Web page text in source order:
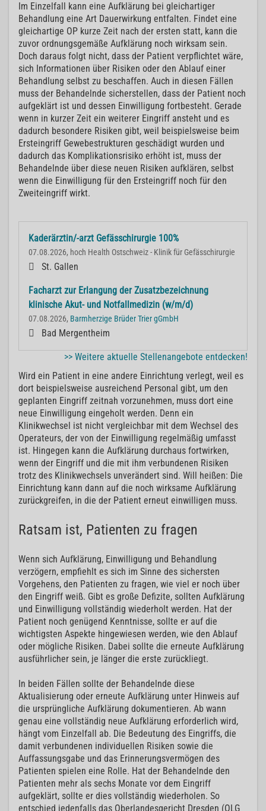
Im Einzelfall kann eine Aufklärung bei gleichartiger
Behandlung eine Art Dauerwirkung entfalten. Findet eine
gleichartige OP kurze Zeit nach der ersten statt, kann die
zuvor ordnungsgemäße Aufklärung noch wirksam sein.
Doch daraus folgt nicht, dass der Patient verpflichtet wäre,
sich Informationen über Risiken oder den Ablauf einer
Behandlung selbst zu beschaffen. Auch in diesen Fällen
muss der Behandelnde sicherstellen, dass der Patient noch
aufgeklärt ist und dessen Einwilligung fortbesteht. Gerade
wenn in kurzer Zeit ein weiterer Eingriff ansteht und es
dadurch besondere Risiken gibt, weil beispielsweise beim
Ersteingriff Gewebestrukturen geschädigt wurden und
dadurch das Komplikationsrisiko erhöht ist, muss der
Behandelnde über diese neuen Risiken aufklären, selbst
wenn die Einwilligung für den Ersteingriff noch für den
Zweiteingriff wirkt.
Kaderärztin/-arzt Gefässchirurgie 100%
07.08.2026, hoch Health Ostschweiz - Klinik für Gefässchirurgie
St. Gallen
Facharzt zur Erlangung der Zusatzbezeichnung
klinische Akut- und Notfallmedizin (w/m/d)
07.08.2026, Barmherzige Brüder Trier gGmbH
Bad Mergentheim
>> Weitere aktuelle Stellenangebote entdecken!
Wird ein Patient in eine andere Einrichtung verlegt, weil es
dort beispielsweise ausreichend Personal gibt, um den
geplanten Eingriff zeitnah vorzunehmen, muss dort eine
neue Einwilligung eingeholt werden. Denn ein
Klinikwechsel ist nicht vergleichbar mit dem Wechsel des
Operateurs, der von der Einwilligung regelmäßig umfasst
ist. Hingegen kann die Aufklärung durchaus fortwirken,
wenn der Eingriff und die mit ihm verbundenen Risiken
trotz des Klinikwechsels unverändert sind. Will heißen: Die
Einrichtung kann dann auf die noch wirksame Aufklärung
zurückgreifen, in die der Patient erneut einwilligen muss.
Ratsam ist, Patienten zu fragen
Wenn sich Aufklärung, Einwilligung und Behandlung
verzögern, empfiehlt es sich im Sinne des sichersten
Vorgehens, den Patienten zu fragen, wie viel er noch über
den Eingriff weiß. Gibt es große Defizite, sollten Aufklärung
und Einwilligung vollständig wiederholt werden. Hat der
Patient noch genügend Kenntnisse, sollte er auf die
wichtigsten Aspekte hingewiesen werden, wie den Ablauf
oder mögliche Risiken. Dabei sollte die erneute Aufklärung
ausführlicher sein, je länger die erste zurückliegt.
In beiden Fällen sollte der Behandelnde diese
Aktualisierung oder erneute Aufklärung unter Hinweis auf
die ursprüngliche Aufklärung dokumentieren. Ab wann
genau eine vollständig neue Aufklärung erforderlich wird,
hängt vom Einzelfall ab. Die Bedeutung des Eingriffs, die
damit verbundenen individuellen Risiken sowie die
Auffassungsgabe und das Erinnerungsvermögen des
Patienten spielen eine Rolle. Hat der Behandelnde den
Patienten mehr als sechs Monate vor dem Eingriff
aufgeklärt, sollte er dies vollständig wiederholen. So
entschied jedenfalls das Oberlandesgericht Dresden (OLG